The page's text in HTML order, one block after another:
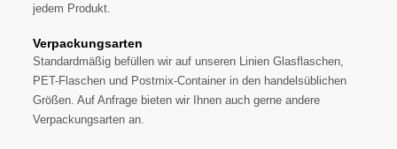
jedem Produkt.
Verpackungsarten
Standardmäßig befüllen wir auf unseren Linien Glasflaschen,
PET-Flaschen und Postmix-Container in den handelsüblichen
Größen. Auf Anfrage bieten wir Ihnen auch gerne andere
Verpackungsarten an.